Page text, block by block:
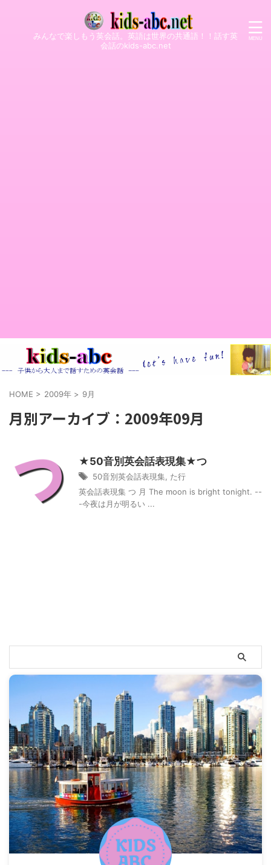
みんなで楽しもう英会話。英語は世界の共通語！！話す英
会話のkids-abc.net
HOME > 2009年 > 9月
月別アーカイブ：2009年09月
★50音別英会話表現集★つ
50音別英会話表現集
た行
英会話表現集 つ 月 The moon is bright tonight. --
-今夜は月が明るい ...